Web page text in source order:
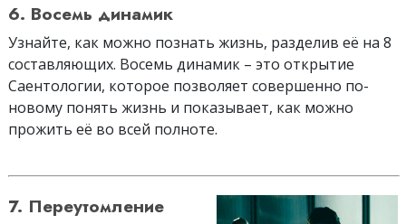
6. Восемь динамик
Узнайте, как можно познать жизнь, разделив её на 8
составляющих. Восемь динамик – это открытие
Саентологии, которое позволяет совершенно по-
новому понять жизнь и показывает, как можно
прожить её во всей полноте.
7. Переутомление